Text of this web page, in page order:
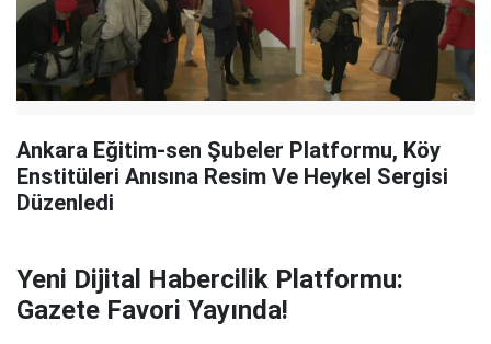
Ankara Eğitim-sen Şubeler Platformu, Köy
Enstitüleri Anısına Resim Ve Heykel Sergisi
Düzenledi
Yeni Dijital Habercilik Platformu:
Gazete Favori Yayında!